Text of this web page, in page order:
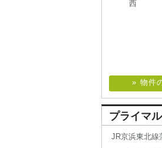
» 物件
プライマ
JR京浜東北線